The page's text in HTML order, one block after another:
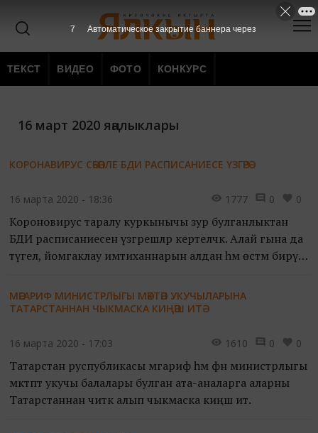
ТЕКСТ ВИДЕО ФОТО КОНКУРС
16 март 2020 яңалыклары
КОРОНАВИРУС СӘБӘПЛЕ БДИ РАСПИСАНИЕСЕ ҮЗГӘРӘ
16 марта 2020 - 18:36 1777 0 0
Короновирус таралу куркынычы зур булганлыктан
БДИ расписаниесенә үзгәрешләр кертеләчәк. Алай гына да
түгел, йомгаклау имтиханнарын алдан һәм өстәмә бирү
МӘГАРИФ МИНИСТРЛЫГЫ МӘКТӘП УКУЧЫЛАРЫНА
ТАТАРСТАННАН ЧЫКМАСКА КИҢӘШ ИТӘ
16 марта 2020 - 17:03 1610 0 0
Татарстан руспубликасы мәгариф һәм фән министрлыгы
мәктәптә укучы балалары булган ата-аналарга аларны
Татарстаннан читкә алып чыкмаска киңәш итә.
7 Автоматическое закрытие баннера через